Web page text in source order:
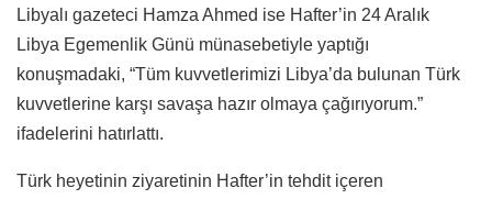
Libyalı gazeteci Hamza Ahmed ise Hafter’in 24 Aralık
Libya Egemenlik Günü münasebetiyle yaptığı
konuşmadaki, “Tüm kuvvetlerimizi Libya’da bulunan Türk
kuvvetlerine karşı savaşa hazır olmaya çağırıyorum.”
ifadelerini hatırlattı.
Türk heyetinin ziyaretinin Hafter’in tehdit içeren